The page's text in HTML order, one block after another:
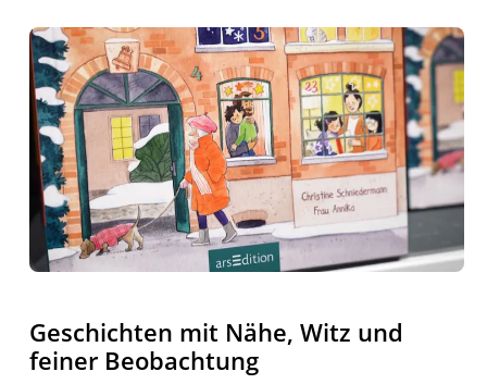
Geschichten mit Nähe, Witz und
feiner Beobachtung